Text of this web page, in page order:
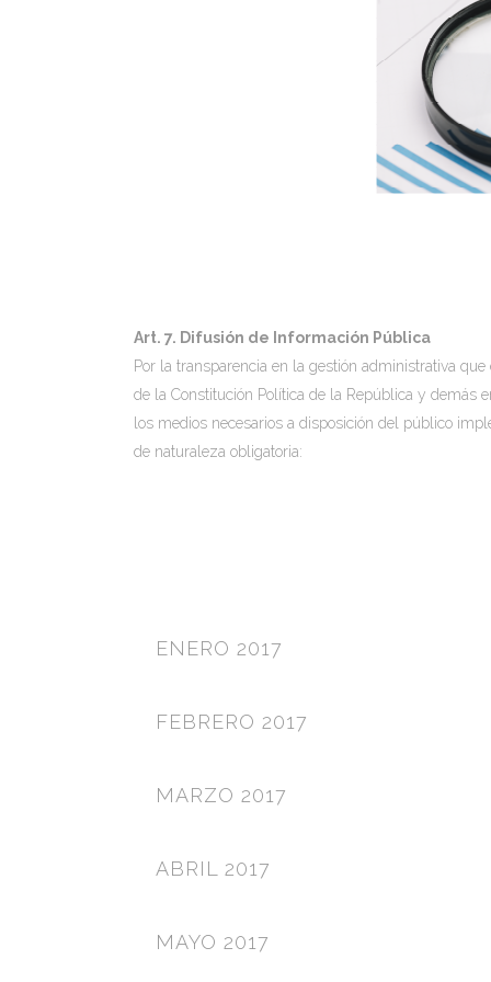
Art. 7. Difusión de Información Pública
Por la transparencia en la gestión administrativa
de la Constitución Política de la República y demás
los medios necesarios a disposición del público
de naturaleza obligatoria:
ENERO 2017
FEBRERO 2017
MARZO 2017
ABRIL 2017
MAYO 2017